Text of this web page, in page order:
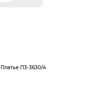
П3-3630/4